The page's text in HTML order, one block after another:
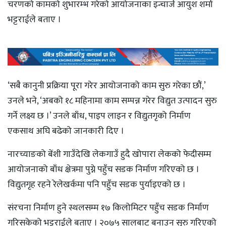
चरणको कामको शुभारम्भ गरेको आयोजनाका इन्चार्ज आयुश शर्मा
भट्टराईले बताए ।
‘सबै कानुनी प्रक्रिया पूरा गरेर आयोजनाको काम सुरु गरेका छौं,’
उनले भने, ‘अबको १८ महिनामा काम सम्पन्न गरेर विद्युत उत्पादन सुरु
गर्ने लक्ष्य छ ।’ उनले बाँध, पाइप लाइन र विद्युतगृको निर्माण
एकसाथ अघि बढेको जानकारी दिए ।
नारच्याङको बेंशी गाउँदेखि लेकगाउँ हुदै खोपारा लेकको फेदीसम्म
आयोजनाको बाँध क्षेत्रमा पुग्ने पहुँच सडक निर्माण गरिएको छ ।
विद्युतगृह रहने रेलेखर्कमा पनि पहुँच सडक पुर्याइएको छ ।
संरचना निर्माण हुने स्थलसम्म १७ किलोमिटर पहुँच सडक निर्माण
गरिसकेको भट्टराईले बताए । २०७५ सालबाट बनाउन सुरु गरिएको